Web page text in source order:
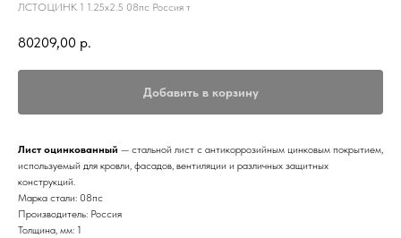
ЛСТОЦИНК 1 1.25х2.5 08пс Россия т
80209,00 р.
Добавить в корзину
Лист оцинкованный — стальной лист с антикоррозийным цинковым покрытием,
используемый для кровли, фасадов, вентиляции и различных защитных
конструкций.
Марка стали: 08пс
Производитель: Россия
Толщина, мм: 1